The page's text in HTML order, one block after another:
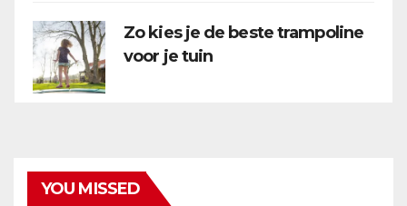
Zo kies je de beste trampoline
voor je tuin
YOU MISSED